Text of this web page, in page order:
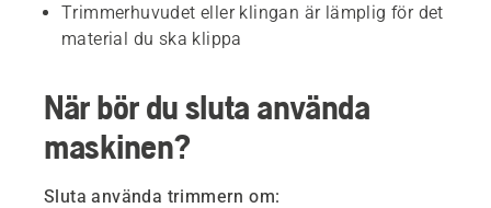
Trimmerhuvudet eller klingan är lämplig för det
material du ska klippa
När bör du sluta använda
maskinen?
Sluta använda trimmern om: